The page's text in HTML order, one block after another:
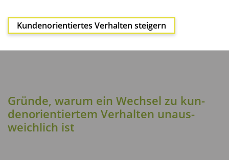
Kun­den­ori­en­tier­tes Ver­hal­ten steigern
Grün­de, war­um ein Wech­sel zu kun­
den­ori­en­tier­tem Ver­hal­ten unaus­
weich­lich ist